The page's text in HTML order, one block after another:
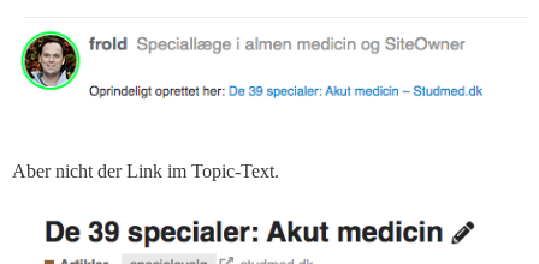
Aber nicht der Link im Topic-Text.